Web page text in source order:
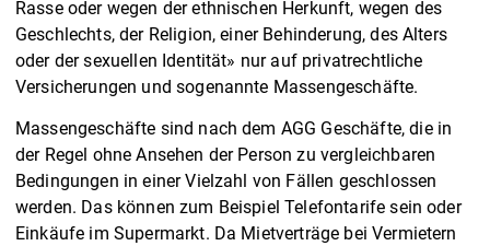
Rasse oder wegen der ethnischen Herkunft, wegen des
Geschlechts, der Religion, einer Behinderung, des Alters
oder der sexuellen Identität» nur auf privatrechtliche
Versicherungen und sogenannte Massengeschäfte.
Massengeschäfte sind nach dem AGG Geschäfte, die in
der Regel ohne Ansehen der Person zu vergleichbaren
Bedingungen in einer Vielzahl von Fällen geschlossen
werden. Das können zum Beispiel Telefontarife sein oder
Einkäufe im Supermarkt. Da Mietverträge bei Vermietern